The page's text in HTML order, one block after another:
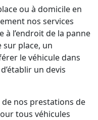
ou à domicile en
nos services
l’endroit de la panne
sur place, un
le véhicule dans
un devis
de nos prestations de
tous véhicules